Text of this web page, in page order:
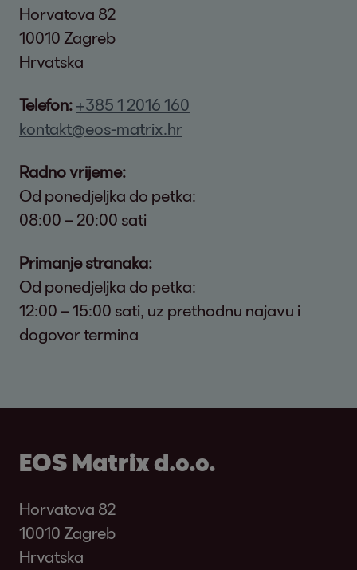
Horvatova 82
10010 Zagreb
Hrvatska
Telefon: +385 1 2016 160
kontakt@eos-matrix.hr
Radno vrijeme:
Od ponedjeljka do petka:
08:00 – 20:00 sati
Primanje stranaka:
Od ponedjeljka do petka:
12:00 – 15:00 sati, uz prethodnu najavu i
dogovor termina
EOS Matrix d.o.o.
Horvatova 82
10010 Zagreb
Hrvatska